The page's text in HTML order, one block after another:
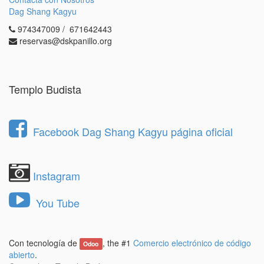
1.- Revisa las
normas generales.
2.- Rellena elformulario aquí
Posteriormente, la Junta directiva le comunicará a
Dag Shang Kagyu
974347009 / 671642443
reservas@dskpanillo.org
Templo Budista
Facebook Dag Shang Kagyu página oficial
Instagram
You Tube
Con tecnología de Odoo , the #1 Comercio electrónico de código
abierto.